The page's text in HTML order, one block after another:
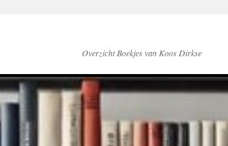
Overzicht Boekjes van Koos Dirkse